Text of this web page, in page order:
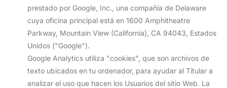
prestado por Google, Inc., una compañía de Delaware
cuya oficina principal está en 1600 Amphitheatre
Parkway, Mountain View (California), CA 94043, Estados
Unidos ("Google").
Google Analytics utiliza "cookies", que son archivos de
texto ubicados en tu ordenador, para ayudar al Titular a
analizar el uso que hacen los Usuarios del sitio Web. La